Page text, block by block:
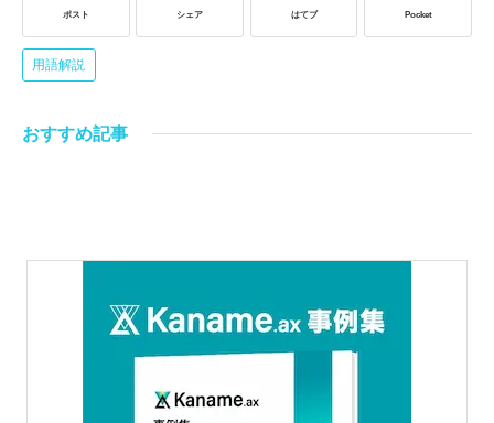
ポスト シェア はてブ Pocket
用語解説
おすすめ記事